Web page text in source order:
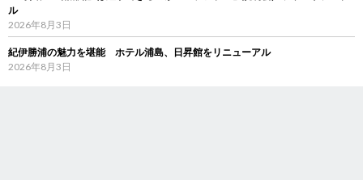
ル
2026年8月3日
紀伊勝浦の魅力を堪能 ホテル浦島、日昇館をリニューアル
2026年8月3日